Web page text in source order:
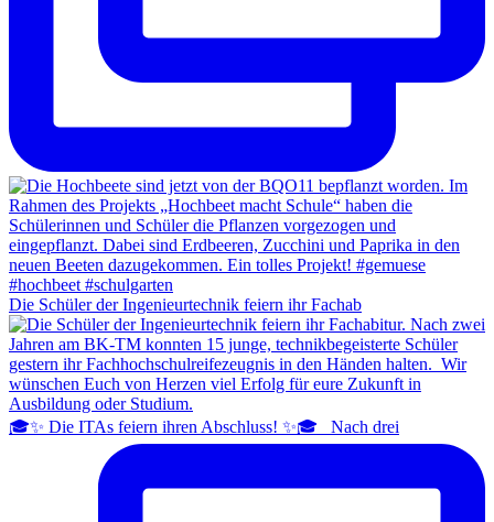
Die Schüler der Ingenieurtechnik feiern ihr Fachab
🎓✨ Die ITAs feiern ihren Abschluss! ✨🎓 Nach drei